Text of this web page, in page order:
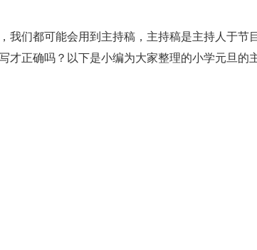
我们都可能会用到主持稿，主持稿是主持人于节
才正确吗？以下是小编为大家整理的小学元旦的